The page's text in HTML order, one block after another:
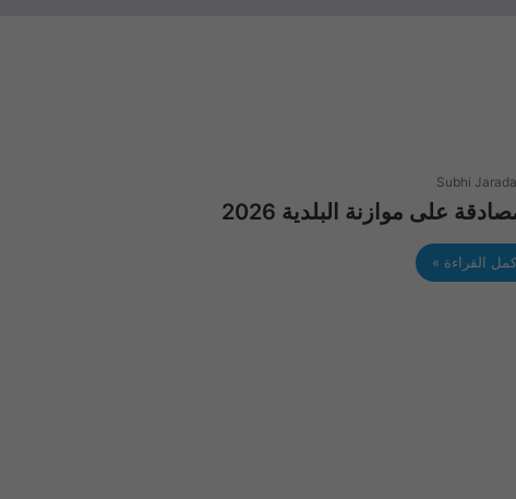
Subhi
على موازنة البلدية 2026
القراءة »